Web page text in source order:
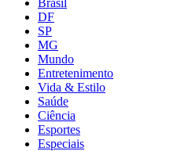
DF
SP
MG
Mundo
Entretenimento
Vida & Estilo
Saúde
Ciência
Esportes
Especiais